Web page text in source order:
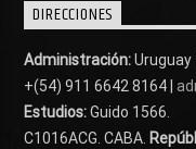
DIRECCIONES
Administración:Uruguay
+(54) 911 6642 8164 |
Estudios:Guido 1566.
C1016ACG . CABA.